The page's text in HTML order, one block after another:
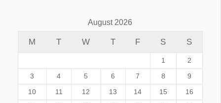
August 2026
M T W T F S S
1
2
3
4 5 6 7 8
9
10
11 12 13 14 15
16